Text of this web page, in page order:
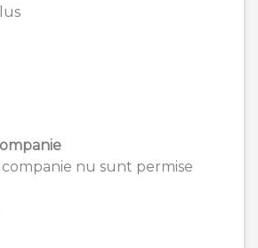
nu sunt permise